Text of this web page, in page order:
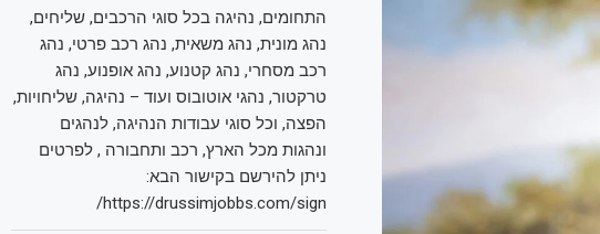
התחומים, נהיגה בכל סוגי הרכבים, שליחים,
נהג מונית, נהג משאית, נהג רכב פרטי, נהג
רכב מסחרי, נהג קטנוע, נהג אופנוע, נהג
טרקטור, נהגי אוטובוס ועוד – נהיגה, שליחויות,
הפצה, וכל סוגי עבודות הנהיגה, לנהגים
ונהגות מכל הארץ, רכב ותחבורה , לפרטים
ניתן להירשם בקישור הבא:
https://drussimjobbs.com/sign/